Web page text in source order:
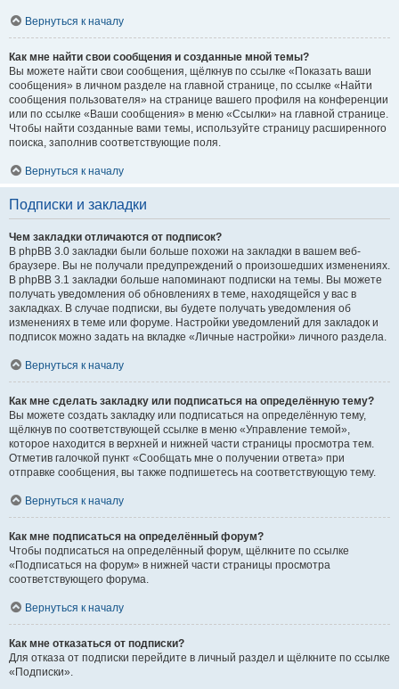
Вернуться к началу
Как мне найти свои сообщения и созданные мной темы?
Вы можете найти свои сообщения, щёлкнув по ссылке «Показать ваши
сообщения» в личном разделе на главной странице, по ссылке «Найти
сообщения пользователя» на странице вашего профиля на конференции
или по ссылке «Ваши сообщения» в меню «Ссылки» на главной странице.
Чтобы найти созданные вами темы, используйте страницу расширенного
поиска, заполнив соответствующие поля.
Вернуться к началу
Подписки и закладки
Чем закладки отличаются от подписок?
В phpBB 3.0 закладки были больше похожи на закладки в вашем веб-
браузере. Вы не получали предупреждений о произошедших изменениях.
В phpBB 3.1 закладки больше напоминают подписки на темы. Вы можете
получать уведомления об обновлениях в теме, находящейся у вас в
закладках. В случае подписки, вы будете получать уведомления об
изменениях в теме или форуме. Настройки уведомлений для закладок и
подписок можно задать на вкладке «Личные настройки» личного раздела.
Вернуться к началу
Как мне сделать закладку или подписаться на определённую тему?
Вы можете создать закладку или подписаться на определённую тему,
щёлкнув по соответствующей ссылке в меню «Управление темой»,
которое находится в верхней и нижней части страницы просмотра тем.
Отметив галочкой пункт «Сообщать мне о получении ответа» при
отправке сообщения, вы также подпишетесь на соответствующую тему.
Вернуться к началу
Как мне подписаться на определённый форум?
Чтобы подписаться на определённый форум, щёлкните по ссылке
«Подписаться на форум» в нижней части страницы просмотра
соответствующего форума.
Вернуться к началу
Как мне отказаться от подписки?
Для отказа от подписки перейдите в личный раздел и щёлкните по ссылке
«Подписки».